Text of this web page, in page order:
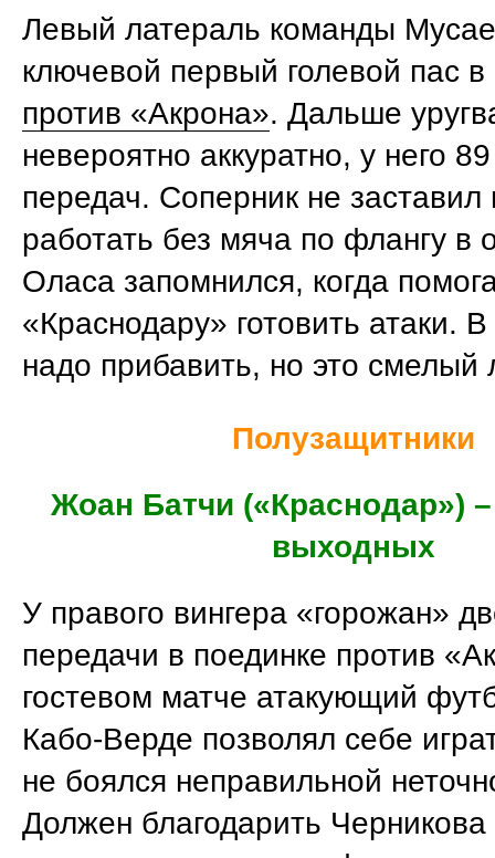
Левый латераль команды
ключевой первый голевой пас в
против «Акрона». Дальше
невероятно аккуратно, у него
передач. Соперник не заставил
работать без мяча по флангу в
Оласа запомнился, когда
«Краснодару» готовить атаки.
надо прибавить, но это смелый
Полузащитники
Жоан Батчи («Краснодар») –
выходных
У правого вингера «горожан»
передачи в поединке против
гостевом матче атакующий
Кабо-Верде позволял себе
не боялся неправильной
Должен благодарить Черникова